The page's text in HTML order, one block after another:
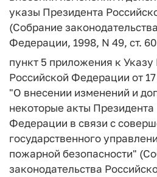
указы Президента
(Собрание
Федерации, 1998, N 49, ст.
пункт 5 приложения к Указу
Российской Федерации от
"О внесении изменений и
некоторые акты Президента
Федерации в связи с
государственного
пожарной безопасности"
законодательства